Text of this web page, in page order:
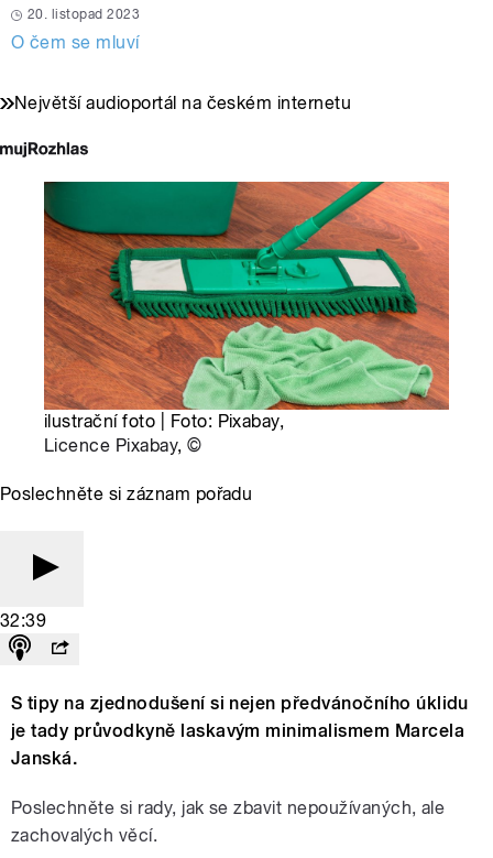
20. listopad 2023
O čem se mluví
Největší audioportál na českém internetu
ilustrační foto | Foto: Pixabay,
Licence Pixabay,©
Poslechněte si záznam pořadu
32:39
S tipy na zjednodušení si nejen předvánočního úklidu
je tady průvodkyně laskavým minimalismem Marcela
Janská.
Poslechněte si rady, jak se zbavit nepoužívaných, ale
zachovalých věcí.